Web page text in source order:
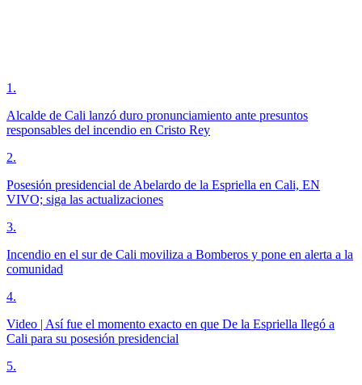
1 .
Alcalde de Cali lanzó duro pronunciamiento ante presuntos
responsables del incendio en Cristo Rey
2.
Posesión presidencial de Abelardo de la Espriella en Cali, EN
VIVO; siga las actualizaciones
3.
Incendio en el sur de Cali moviliza a Bomberos y pone en alerta a la
comunidad
4.
Video | Así fue el momento exacto en que De la Espriella llegó a
Cali para su posesión presidencial
5.